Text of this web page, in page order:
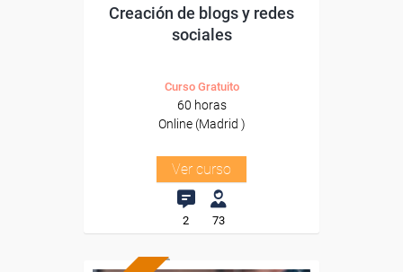
Creación de blogs y redes
sociales
Curso Gratuito
60 horas
Online (Madrid )
Ver curso
2 73